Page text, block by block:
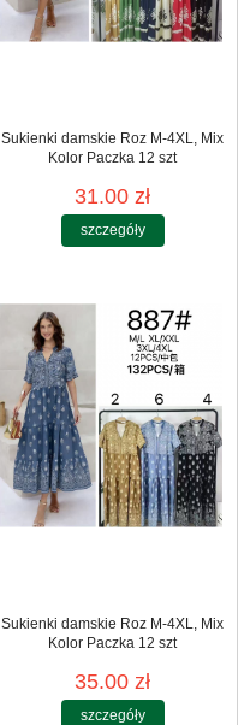
Sukienki damskie Roz M-4XL, Mix
Kolor Paczka 12 szt
31.00 zł
szczegóły
Sukienki damskie Roz M-4XL, Mix
Kolor Paczka 12 szt
35.00 zł
szczegóły